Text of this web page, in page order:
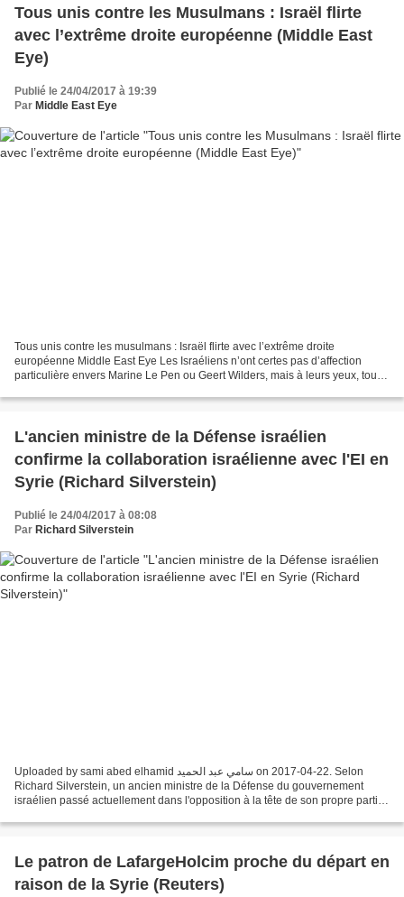
Tous unis contre les Musulmans : Israël flirte
avec l’extrême droite européenne (Middle East
Eye)
Publié le 24/04/2017 à 19:39
Par Middle East Eye
Tous unis contre les musulmans : Israël flirte avec l’extrême droite
européenne Middle East Eye Les Israéliens n’ont certes pas d’affection
particulière envers Marine Le Pen ou Geert Wilders, mais à leurs yeux, toute
L'ancien ministre de la Défense israélien
confirme la collaboration israélienne avec l'EI en
Syrie (Richard Silverstein)
Publié le 24/04/2017 à 08:08
Par Richard Silverstein
Uploaded by sami abed elhamid سامي عبد الحميد on 2017-04-22. Selon
Richard Silverstein, un ancien ministre de la Défense du gouvernement
israélien passé actuellement dans l'opposition à la tête de son propre parti,
Le patron de LafargeHolcim proche du départ en
raison de la Syrie (Reuters)